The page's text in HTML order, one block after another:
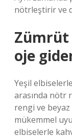
nötrleştirir ve
Zümrüt
oje
Yeşil
arasında nötr
rengi ve
mükemmel
elbiselerle